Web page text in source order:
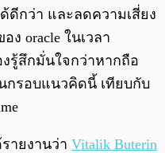
ดีกว่า และลดความเสี่ยง
oracle ในเวลา
งรู้สึกมั่นใจกว่าหากถือ
กรอบแนวคิดนี้ เทียบกับ
ายงานว่า Vitalik Buterin